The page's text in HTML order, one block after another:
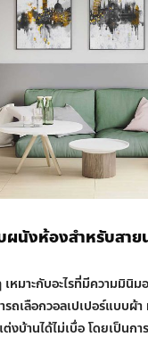
ผนังห้องสำหรับสาย
เหมาะกับอะไรที่มีความมินิม
รถเลือกวอลเปเปอร์แบบผ้
งบ้านได้ไม่เบื่อ โดยเป็นก